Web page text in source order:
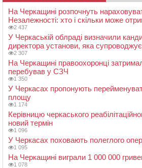
На Черкащині розпочнуть
Незалежності: хто і скільки може
2 437
У Черкаській облраді визначили
директора установи, яка супроводжує
2 307
На Черкащині правоохоронці
перебував у СЗЧ
1 350
У Черкасах пропонують
площу
1 174
Керівницю черкаського
новий термін
1 096
У Черкасах поховають полеглого
1 095
На Черкащині виграли 1 000 000
1 078